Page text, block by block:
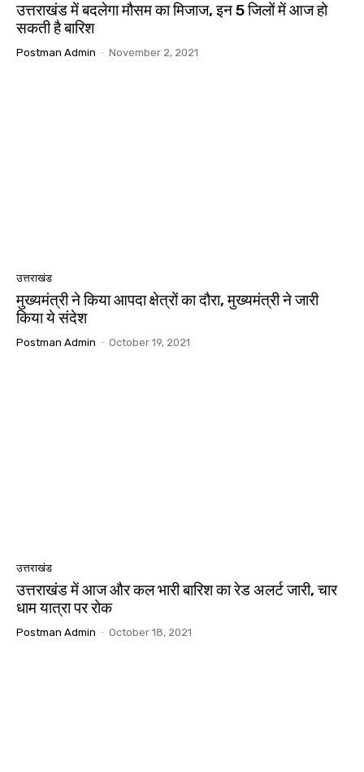
उत्तराखंड में बदलेगा मौसम का मिजाज, इन 5 जिलों में आज हो
सकती है बारिश
Postman Admin - November 2, 2021
उत्तराखंड
मुख्यमंत्री ने किया आपदा क्षेत्रों का दौरा, मुख्यमंत्री ने जारी
किया ये संदेश
Postman Admin - October 19, 2021
उत्तराखंड
उत्तराखंड में आज और कल भारी बारिश का रेड अलर्ट जारी, चार
धाम यात्रा पर रोक
Postman Admin - October 18, 2021